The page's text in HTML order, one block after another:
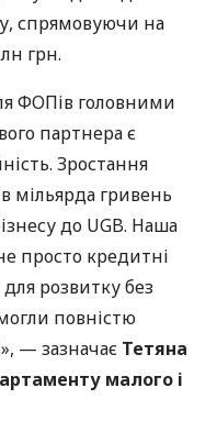
спрямовуючи на
грн.
ФОПів головними
партнера є
Зростання
мільярда гривень
до UGB. Наша
просто кредитні
розвитку без
повністю
— зазначає Тетяна
малого і